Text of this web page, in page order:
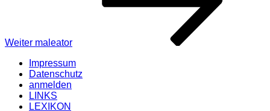
Weiter maleator
Impressum
Datenschutz
anmelden
LINKS
LEXIKON